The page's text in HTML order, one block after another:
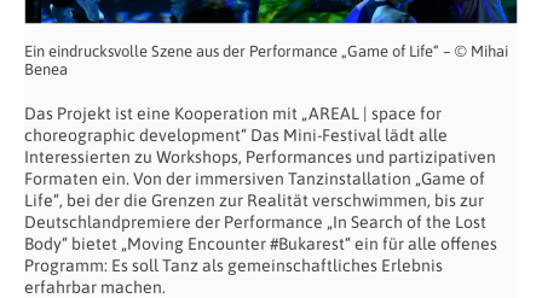
Ein eindrucksvolle Szene aus der Performance „Game of Life“ – © Mihai
Benea
Das Projekt ist eine Kooperation mit „AREAL | space for
choreographic development“ Das Mini-Festival lädt alle
Interessierten zu Workshops, Performances und partizipativen
Formaten ein. Von der immersiven Tanzinstallation „Game of
Life“, bei der die Grenzen zur Realität verschwimmen, bis zur
Deutschlandpremiere der Performance „In Search of the Lost
Body“ bietet „Moving Encounter #Bukarest“ ein für alle offenes
Programm: Es soll Tanz als gemeinschaftliches Erlebnis
erfahrbar machen.